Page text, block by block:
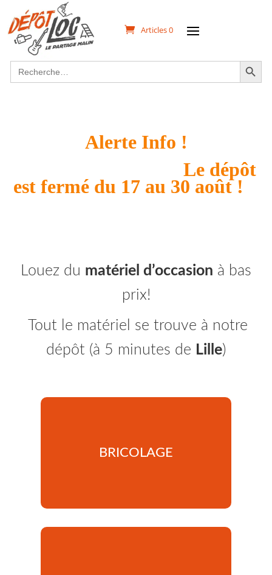
Articles 0
Search
for:
Search Button
Alerte Info !
Le dépôt
est fermé du 17 au 30 août !
Louez du matériel d’occasion à bas
prix!
Tout le matériel se trouve à notre
dépôt (à 5 minutes de Lille)
BRICOLAGE